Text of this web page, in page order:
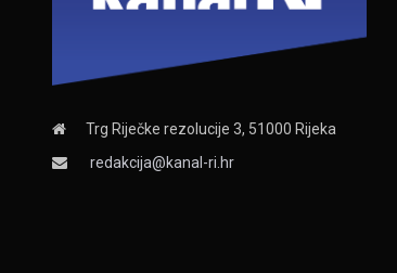
Trg Riječke rezolucije 3, 51000 Rijeka
redakcija@kanal-ri.hr